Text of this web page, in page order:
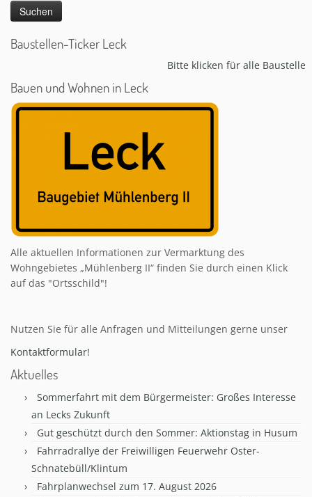
Baustellen-Ticker Leck
Bitte klicken für alle
Bauen und Wohnen in Leck
Alle aktuellen Informationen zur Vermarktung des
Wohngebietes „Mühlenberg II“ finden Sie durch einen Klick
auf das "Ortsschild"!
Nutzen Sie für alle Anfragen und Mitteilungen gerne unser
Kontaktformular!
Aktuelles
Sommerfahrt mit dem Bürgermeister: Großes Interesse
an Lecks Zukunft
Gut geschützt durch den Sommer: Aktionstag in Husum
Fahrradrallye der Freiwilligen Feuerwehr Oster-
Schnatebüll/Klintum
Fahrplanwechsel zum 17. August 2026